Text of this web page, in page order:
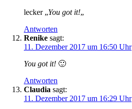
lecker „You got it!„
Antworten
Renike sagt:
11. Dezember 2017 um 16:50 Uhr
You got it! 🙂
Antworten
Claudia sagt:
11. Dezember 2017 um 16:29 Uhr